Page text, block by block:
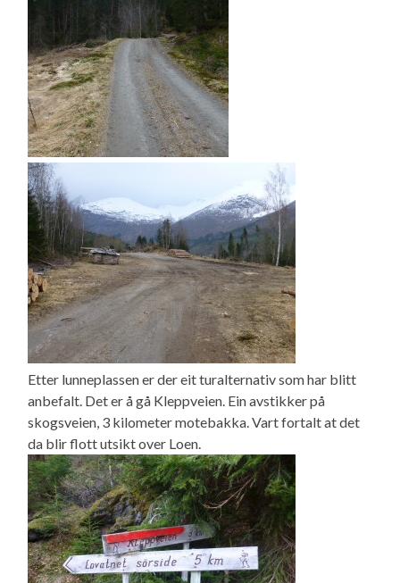
Etter lunneplassen er der eit turalternativ som har blitt
anbefalt. Det er å gå Kleppveien. Ein avstikker på
skogsveien, 3 kilometer motebakka. Vart fortalt at det
da blir flott utsikt over Loen.